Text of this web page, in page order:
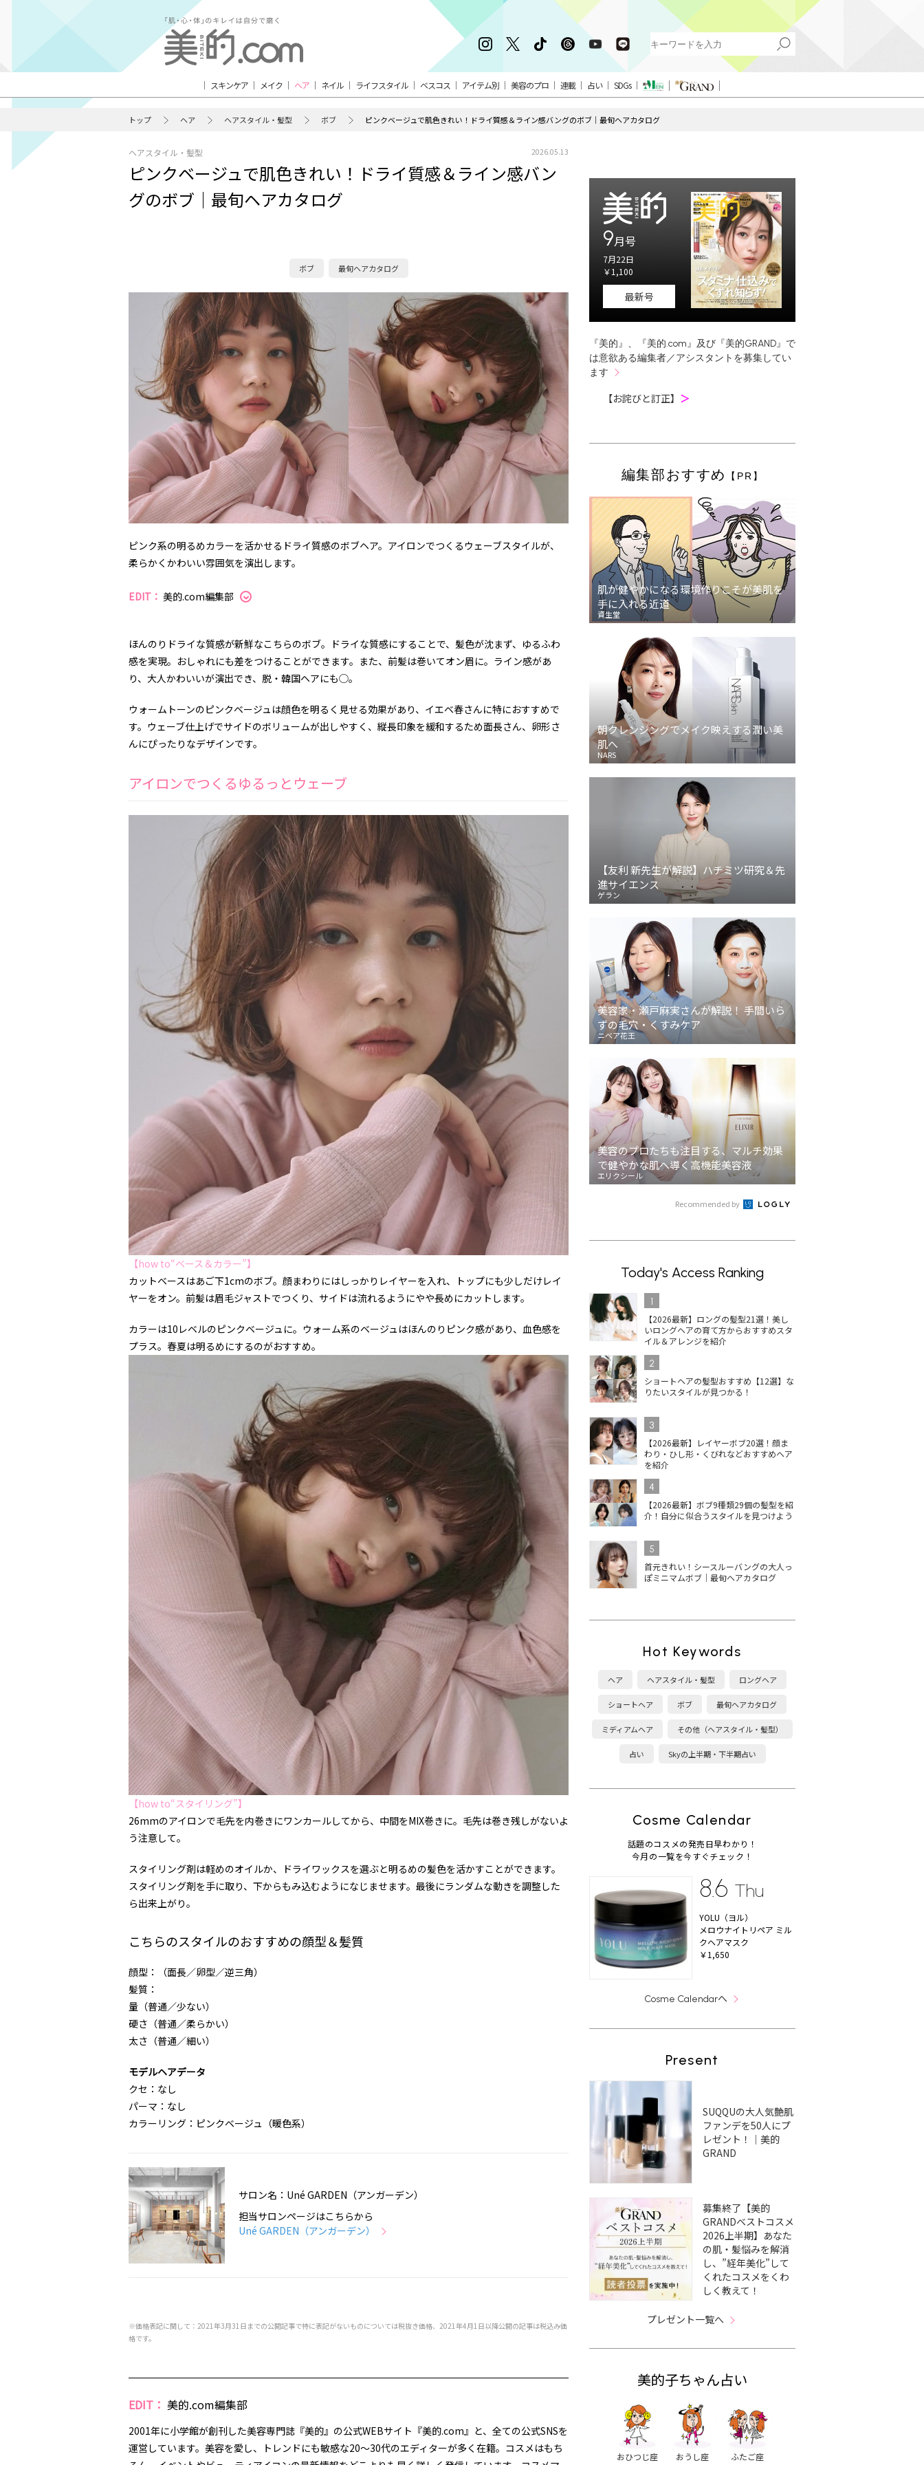
スキンケア メイク ヘア ネイル ライフスタイル ベスコス アイテム別 美容のプロ 連載 占い SDGs
トップ ヘア ヘアスタイル・髪型 ボブ ピンクベージュで肌色きれい！ドライ質感＆ライン感バングのボブ｜最旬ヘアカタログ
ヘアスタイル・髪型 2026.05.13
ピンクベージュで肌色きれい！ドライ質感＆ライン感バン
グのボブ｜最旬ヘアカタログ
ボブ 最旬ヘアカタログ
ピンク系の明るめカラーを活かせるドライ質感のボブヘア。アイロンでつくるウェーブスタイルが、
柔らかくかわいい雰囲気を演出します。
EDIT： 美的.com編集部
ほんのりドライな質感が新鮮なこちらのボブ。ドライな質感にすることで、髪色が沈まず、ゆるふわ
感を実現。おしゃれにも差をつけることができます。また、前髪は巻いてオン眉に。ライン感があ
り、大人かわいいが演出でき、脱・韓国ヘアにも◯。
ウォームトーンのピンクベージュは顔色を明るく見せる効果があり、イエベ春さんに特におすすめで
す。ウェーブ仕上げでサイドのボリュームが出しやすく、縦長印象を緩和するため面長さん、卵形さ
んにぴったりなデザインです。
アイロンでつくるゆるっとウェーブ
【how to“ベース＆カラー”】
カットベースはあご下1cmのボブ。顔まわりにはしっかりレイヤーを入れ、トップにも少しだけレイ
ヤーをオン。前髪は眉毛ジャストでつくり、サイドは流れるようにやや長めにカットします。
カラーは10レベルのピンクベージュに。ウォーム系のベージュはほんのりピンク感があり、血色感を
プラス。春夏は明るめにするのがおすすめ。
【how to“スタイリング”】
26mmのアイロンで毛先を内巻きにワンカールしてから、中間をMIX巻きに。毛先は巻き残しがないよ
う注意して。
スタイリング剤は軽めのオイルか、ドライワックスを選ぶと明るめの髪色を活かすことができます。
スタイリング剤を手に取り、下からもみ込むようになじませます。最後にランダムな動きを調整した
ら出来上がり。
こちらのスタイルのおすすめの顔型＆髪質
顔型：（面長／卵型／逆三角）
髪質：
量（普通／少ない）
硬さ（普通／柔らかい）
太さ（普通／細い）
モデルヘアデータ
クセ：なし
パーマ：なし
カラーリング：ピンクベージュ（暖色系）
サロン名：Uné GARDEN（アンガーデン）
担当サロンページはこちらから
Uné GARDEN（アンガーデン）
※価格表記に関して：2021年3月31日までの公開記事で特に表記がないものについては税抜き価格、2021年4月1日以降公開の記事は税込み価
格です。
EDIT： 美的.com編集部
2001年に小学館が創刊した美容専門誌『美的』の公式WEBサイト『美的.com』と、全ての公式SNSを
運営しています。美容を愛し、トレンドにも敏感な20～30代のエディターが多く在籍。コスメはもち
9月号
7月22日
￥1,100
最新号
『美的』、『美的.com』及び『美的GRAND』で
は意欲ある編集者／アシスタントを募集してい
ます
【お詫びと訂正】 ＞
編集部おすすめ 【PR】
肌が健やかになる環境作りこそが美肌を
手に入れる近道
資生堂
朝クレンジングでメイク映えする潤い美
肌へ
NARS
【友利 新先生が解説】ハチミツ研究＆先
進サイエンス
ゲラン
美容家・瀬戸麻実さんが解説！ 手間いら
ずの毛穴・くすみケア
ニベア花王
美容のプロたちも注目する、マルチ効果
で健やかな肌へ導く高機能美容液
エリクシール
Recommended by
Today's Access Ranking
1
【2026最新】ロングの髪型21選！美し
いロングヘアの育て方からおすすめスタ
イル＆アレンジを紹介
2
ショートヘアの髪型おすすめ【12選】な
りたいスタイルが見つかる！
3
【2026最新】レイヤーボブ20選！顔ま
わり・ひし形・くびれなどおすすめヘア
を紹介
4
【2026最新】ボブ9種類29個の髪型を紹
介！自分に似合うスタイルを見つけよう
5
首元きれい！シースルーバングの大人っ
ぽミニマムボブ｜最旬ヘアカタログ
Hot Keywords
ヘア ヘアスタイル・髪型 ロングヘア
ショートヘア ボブ 最旬ヘアカタログ
ミディアムヘア その他（ヘアスタイル・髪型）
占い Skyの上半期・下半期占い
Cosme Calendar
話題のコスメの発売日早わかり！
今月の一覧を今すぐチェック！
8.6 Thu
YOLU（ヨル）
メロウナイトリペア ミル
クヘアマスク
￥1,650
Cosme Calendarへ
Present
SUQQUの大人気艶肌
ファンデを50人にプ
レゼント！｜美的
GRAND
募集終了【美的
GRANDベストコスメ
2026上半期】あなた
の肌・髪悩みを解消
し、”経年美化”して
くれたコスメをくわ
しく教えて！
プレゼント一覧へ
美的子ちゃん占い
おひつじ座 おうし座 ふたご座